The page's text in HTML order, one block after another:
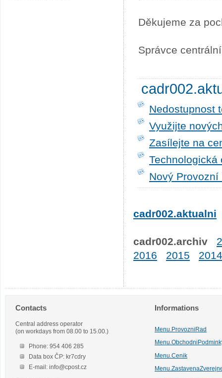
Děkujeme za
Správce
Nedostupnost
Využijte
Zasílejte na
Technologická
Nový
cadr002.aktualni
cadr002.archiv
2016
2015 2014
Contacts
Central address operator
(on workdays from 08.00 to 15.00.)
Phone: 954 406 285
Data box ČP: kr7cdry
E-mail: info@cpost.cz
Informations
Menu.ProvozniRad
Menu.Cenik